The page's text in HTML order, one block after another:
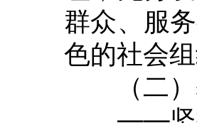
群众、服
色的社会
（二）